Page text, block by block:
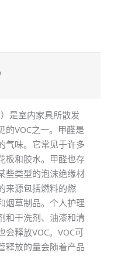
是室内家具所散发
的VOC之一。甲醛是
气味。它常见于许多
板和胶水。甲醛也存
些类型的泡沫绝缘材
来源包括燃料的燃
烟草制品。个人护理
和干洗剂、油漆和清
释放VOC。VOC可
释放的量会随着产品